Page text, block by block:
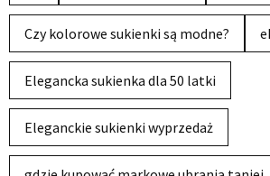
Czy kolorowe sukienki są modne?
Elegancka sukienka dla 50 latki
Eleganckie sukienki wyprzedaż